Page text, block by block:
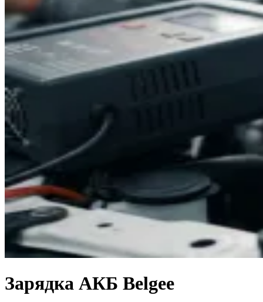
Зарядка АКБ Belgee